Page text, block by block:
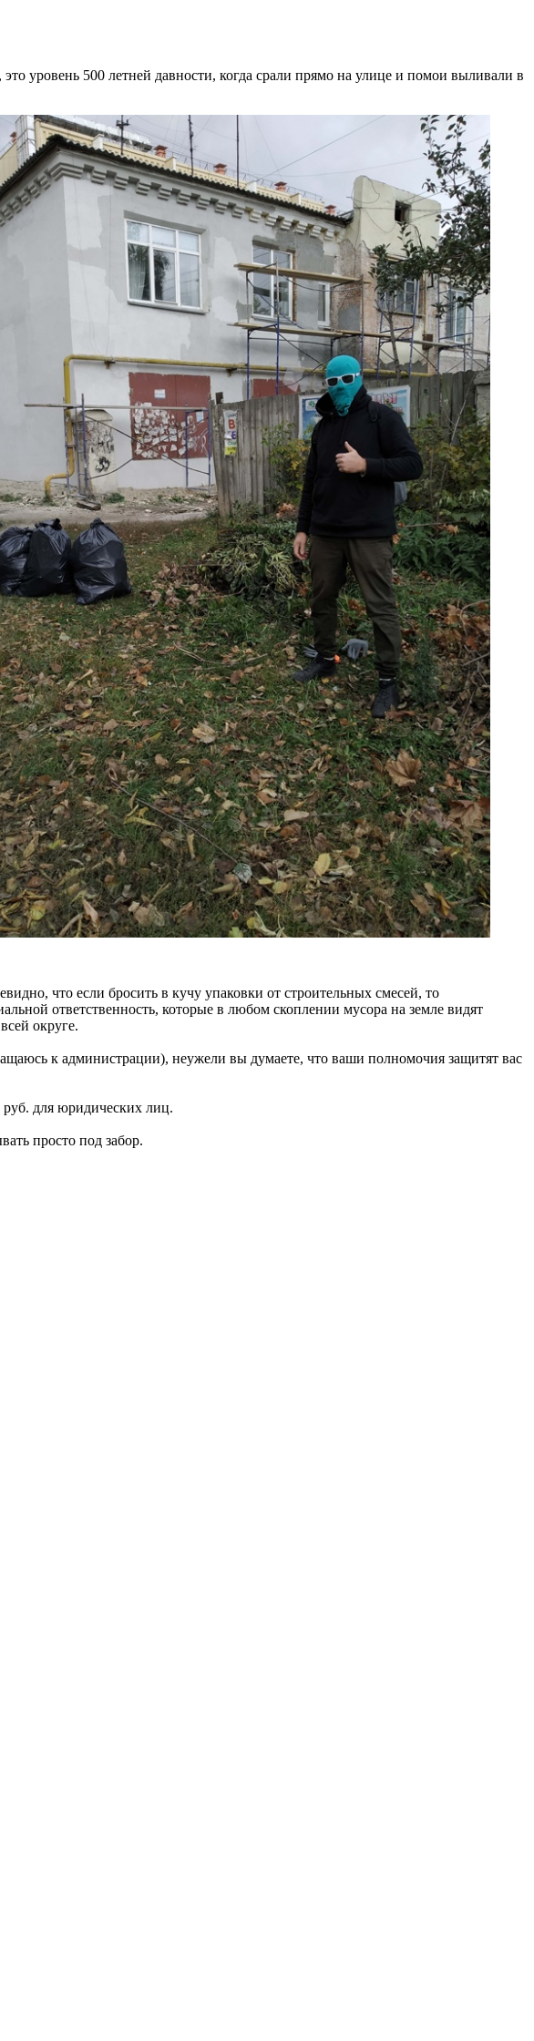
уровень 500 летней давности, когда срали прямо на улице и помои выливали в
что если бросить в кучу упаковки от строительных смесей, то
ответственность, которые в любом скоплении мусора на земле видят
округе.
к администрации), неужели вы думаете, что ваши полномочия защитят вас
для юридических лиц.
просто под забор.